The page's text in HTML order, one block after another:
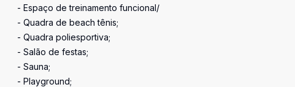
- Espaço de treinamento funcional/
- Quadra de beach tênis;
- Quadra poliesportiva;
- Salão de festas;
- Sauna;
- Playground;